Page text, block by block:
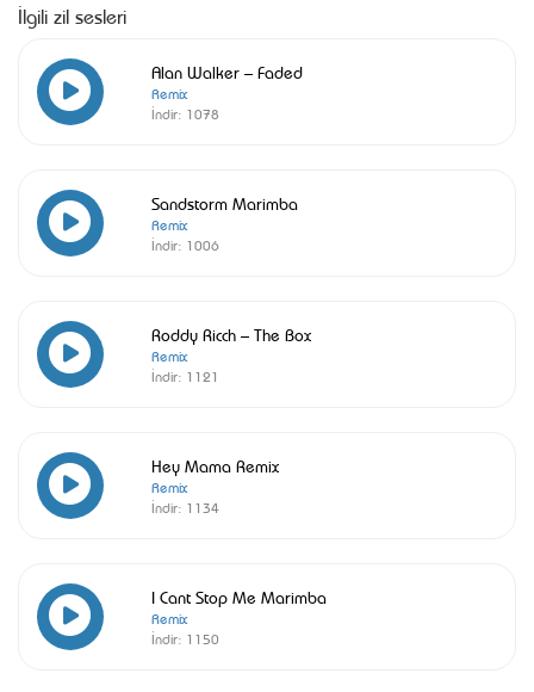
İlgili zil sesleri
Alan Walker – Faded
Remix
İndir: 1078
Sandstorm Marimba
Remix
İndir: 1006
Roddy Ricch – The Box
Remix
İndir: 1121
Hey Mama Remix
Remix
İndir: 1134
I Cant Stop Me Marimba
Remix
İndir: 1150